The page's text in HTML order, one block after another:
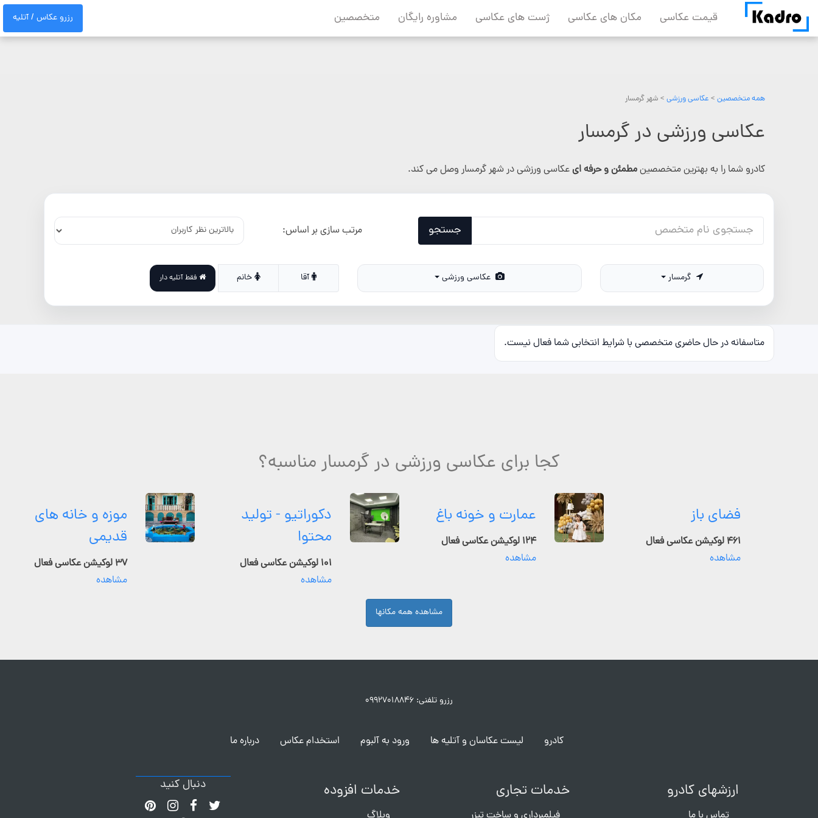
content
قیمت عکاسی مکان های عکاسی ژست های عکاسی مشاوره رایگان متخصصین رزرو عکاس / آتلیه
همه متخصصین > عکاسی ورزشی > شهر گرمسار
عکاسی ورزشی در گرمسار
کادرو شما را به بهترین متخصصینمطمئن و حرفه ایعکاسی ورزشی در شهر گرمسار وصل می کند.
جستجو مرتب سازی بر اساس:
عکاسی ورزشی آقا خانم فقط آتلیه دار
متاسفانه در حال حاضری متخصصی با شرایط انتخابی شما فعال نیست.
کجا برای عکاسی ورزشی در گرمسار مناسبه؟
فضای باز
۴۶۱ لوکیشن عکاسی فعال
مشاهده
عمارت و خونه باغ
۱۲۴ لوکیشن عکاسی فعال
مشاهده
دکوراتیو - تولید
محتوا
۱۰۱ لوکیشن عکاسی فعال
مشاهده
موزه و خانه های
قدیمی
۳۷ لوکیشن عکاسی فعال
مشاهده
مشاهده همه مکانها
رزرو تلفنی: ۰۹۹۲۷۰۱۸۸۴۶
کادرو لیست عکاسان و آتلیه ها ورود به آلبوم استخدام عکاس درباره ما
ارزشهای کادرو خدمات تجاری خدمات افزوده دنبال کنید